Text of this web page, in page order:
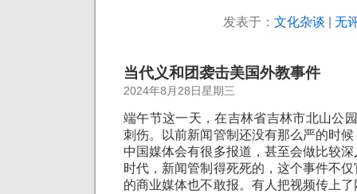
发表于： 文化杂谈 无
当代义和团袭击美国外教事件
2024年8月28日星期三
端午节这一天，在吉林省吉林市北山公
刺伤。以前新闻管制还没有那么严的时
中国媒体会有很多报道，甚至会做比较
时代，新闻管制得死死的，这个事件不
的商业媒体也不敢报。有人把视频传上